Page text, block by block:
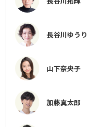
長谷川ゆうり
山下奈央子
加藤真太郎